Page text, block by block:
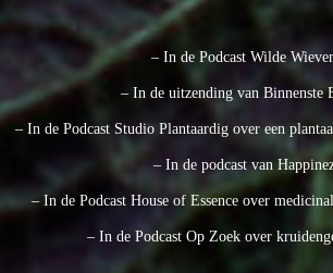
– In de Podcast Wilde
– In de uitzending van Binnenste
– In de Podcast Studio Plantaardig over een
– In de podcast van
– In de Podcast House of Essence over
– In de Podcast Op Zoek over